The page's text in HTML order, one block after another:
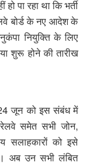
पा रहा था कि भर्ती
बोर्ड के नए आदेश के
नियुक्ति के लिए
शुरू होने की तारीख
जून को इस संबंध में
समेत सभी जोन,
सलाहकारों को इसे
अब उन सभी लंबित